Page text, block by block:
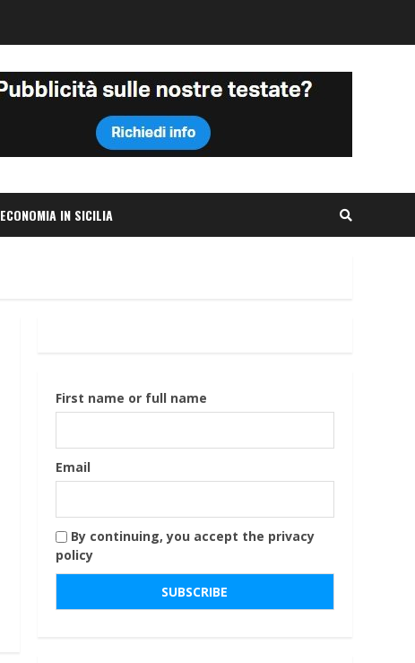
ECONOMIA IN SICILIA
First name or full name
Email
By continuing, you accept the privacy
policy